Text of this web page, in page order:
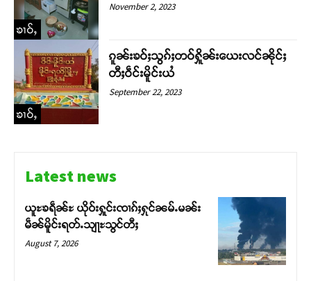
ၶၢဝ်ႇ
November 2, 2023
ၶၢဝ်ႇ
ၵူၼ်းၶဝ်ႈသွၵ်ႈတဝ်ႁိူၼ်းယေးလင်ၼိုင်ႈ
တီႈဝဵင်းမိူင်းယႆ
September 22, 2023
Latest news
ယူႊၶရဵၼ်ႊ ယိုဝ်းႁူင်းၸၢၵ်ႈႁုင်ၼမ်ႉမၼ်း
မဵၼ်မိူင်းရတ်ႉသျႃႊသွင်တီႈ
August 7, 2026